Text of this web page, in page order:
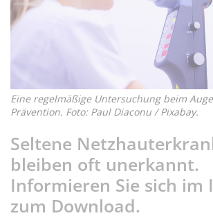
Eine regelmäßige Untersuchung beim
Prävention. Foto: Paul Diaconu / Pixabay.
Seltene
bleiben oft unerkannt.
Informieren Sie sich im
zum Download.